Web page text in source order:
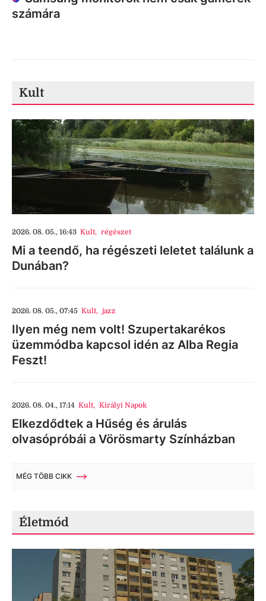
számára
Kult
2026. 08. 05., 16:43 Kult, régészet
Mi a teendő, ha régészeti leletet találunk a
Dunában?
2026. 08. 05., 07:45 Kult, jazz
Ilyen még nem volt! Szupertakarékos
üzemmódba kapcsol idén az Alba Regia
Feszt!
2026. 08. 04., 17:14 Kult, Királyi Napok
Elkezdődtek a Hűség és árulás
olvasópróbái a Vörösmarty Színházban
MÉG TÖBB CIKK
Életmód